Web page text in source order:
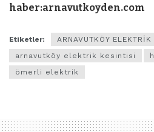
haber:arnavutkoyden.com
Etiketler:
ARNAVUTKÖY
arnavutköy elektrik kesintisi
ömerli elektrik